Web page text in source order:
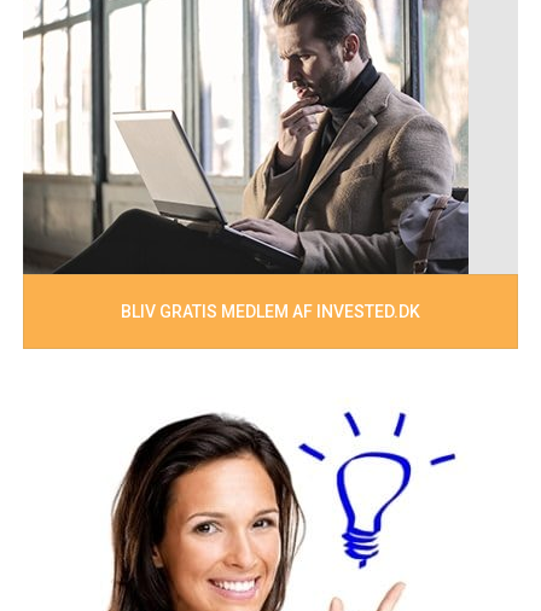
BLIV GRATIS MEDLEM AF INVESTED.DK